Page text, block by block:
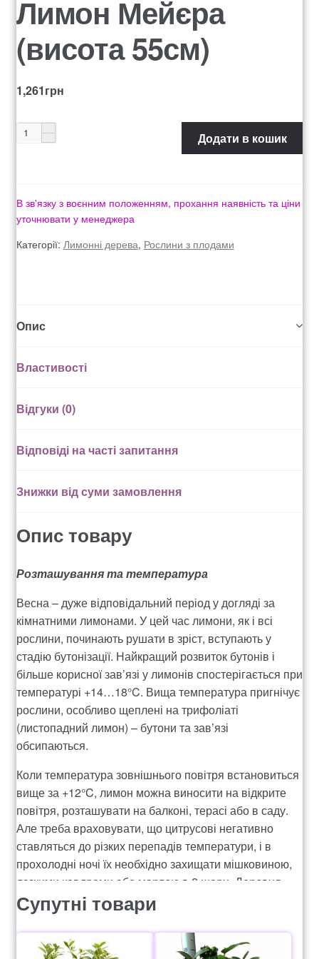
Оформление заказа
Рахунок 1060
Рахунок 1606
Рахунок 2415
рахунок 4180
счет 3235
счет 545
счет 575
ТОТАЛЬНИЙ РОЗПРОДАЖ
Лимон Мейєра
(висота 55см)
1,261грн
Додати в кошик
В зв'язку з воєнним положенням, прохання наявність та ціни
уточнювати у менеджера
Категорії: Лимонні дерева, Рослини з плодами
Опис
Властивості
Відгуки (0)
Відповіді на часті запитання
Знижки від суми замовлення
Опис товару
Розташування та температура
Весна – дуже відповідальний період у догляді за
кімнатними лимонами. У цей час лимони, як і всі
рослини, починають рушати в зріст, вступають у
стадію бутонізації. Найкращий розвиток бутонів і
більше корисної зав’язі у лимонів спостерігається при
температурі +14…18°C. Вища температура пригнічує
рослини, особливо щеплені на трифоліаті
(листопадний лимон) – бутони та зав’язі
обсипаються.
Коли температура зовнішнього повітря встановиться
вище за +12°C, лимон можна виносити на відкрите
повітря, розташувати на балконі, терасі або в саду.
Але треба враховувати, що цитрусові негативно
ставляться до різких перепадів температури, і в
прохолодні ночі їх необхідно захищати мішковиною,
легкими ковдрами або марлею в 2 шари. Деревця
спочатку необхідно обов’язково тримати в тіні,
поступово привчаючи їх до впливу сонячного світла.
Тримати лимони надто довго на відкритому повітрі
Супутні товари